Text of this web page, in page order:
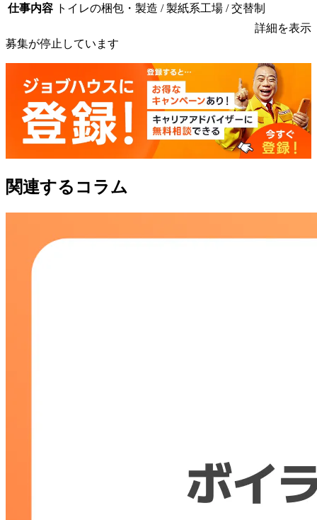
仕事内容 トイレの梱包・製造 / 製紙系工場 / 交替制
詳細を表示
募集が停止しています
関連するコラム